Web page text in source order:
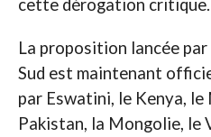
cette dérogation critique.
La proposition lancée par
Sud est maintenant
par Eswatini, le Kenya, le
Pakistan, la Mongolie, le